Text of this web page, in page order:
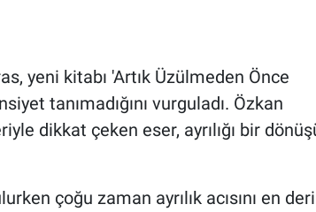
yeni kitabı 'Artık Üzülmeden Önce
tanımadığını vurguladı. Özkan
dikkat çeken eser, ayrılığı bir
çoğu zaman ayrılık acısını en